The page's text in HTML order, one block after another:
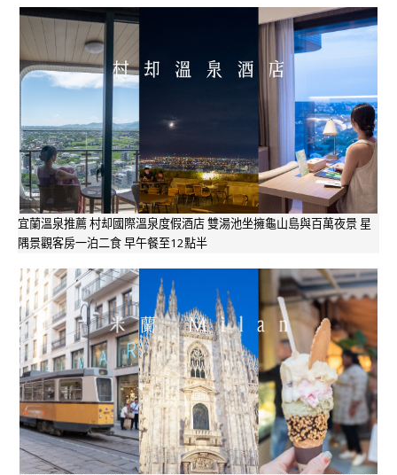
宜蘭溫泉推薦 村却國際溫泉度假酒店 雙湯池坐擁龜山島與百萬夜景 星
隅景觀客房一泊二食 早午餐至12點半